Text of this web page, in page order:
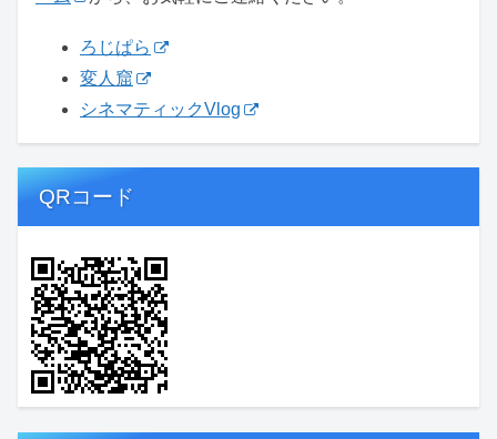
ろじぱら
変人窟
シネマティックVlog
QRコード